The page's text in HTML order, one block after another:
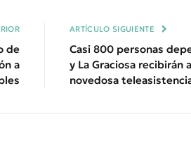
de
a
ARTÍCULO SIGUIENTE
Casi 800 personas
y La Graciosa recibirán
novedosa